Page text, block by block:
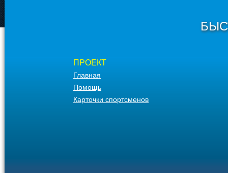
ПРОЕКТ
Главная
Помощь
Карточки спортсменов